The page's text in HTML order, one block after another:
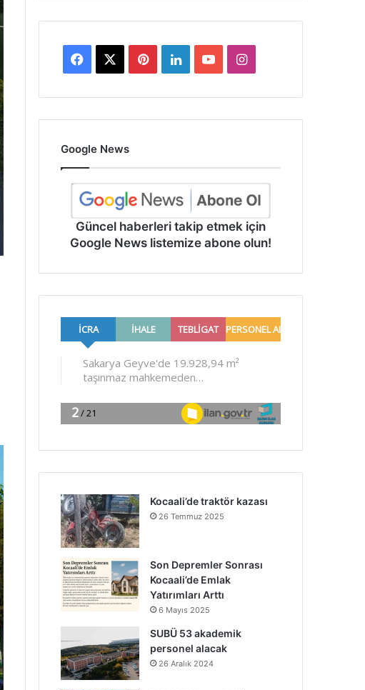
Facebook PinterestLinkedInYouTubeInstagram
Google News
Güncel haberleri takip etmek için
Google News listemize abone olun!
Kocaali’de traktör kazası
26 Temmuz 2025
Son Depremler Sonrası
Kocaali’de Emlak
Yatırımları Arttı
6 Mayıs 2025
SUBÜ 53 akademik
personel alacak
26 Aralık 2024